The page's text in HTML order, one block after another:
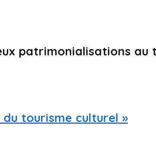
patrimonialisations au
tourisme culturel »